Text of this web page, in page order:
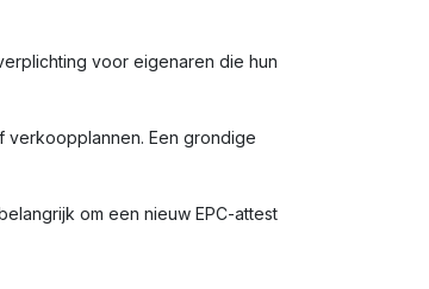
voor eigenaren die hun
verkoopplannen. Een grondige
om een nieuw EPC-attest